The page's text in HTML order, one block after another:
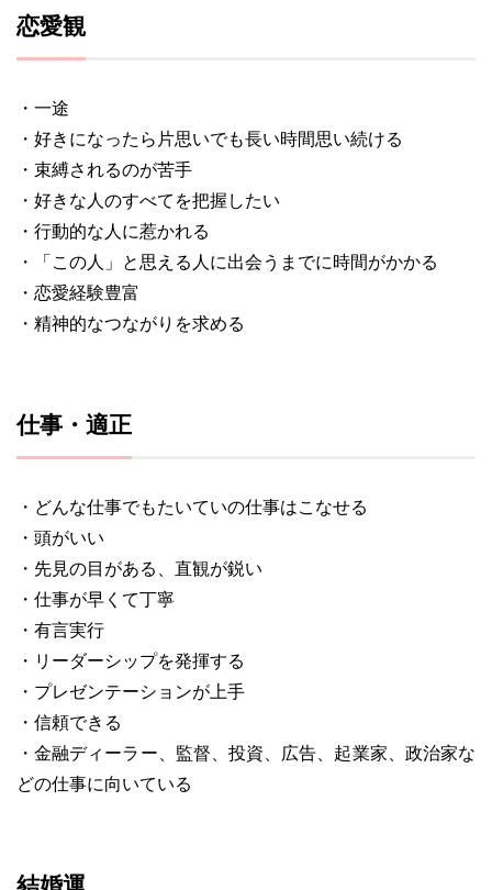
恋愛観
・一途
・好きになったら片思いでも長い時間思い続ける
・束縛されるのが苦手
・好きな人のすべてを把握したい
・行動的な人に惹かれる
・「この人」と思える人に出会うまでに時間がかかる
・恋愛経験豊富
・精神的なつながりを求める
仕事・適正
・どんな仕事でもたいていの仕事はこなせる
・頭がいい
・先見の目がある、直観が鋭い
・仕事が早くて丁寧
・有言実行
・リーダーシップを発揮する
・プレゼンテーションが上手
・信頼できる
・金融ディーラー、監督、投資、広告、起業家、政治家な
どの仕事に向いている